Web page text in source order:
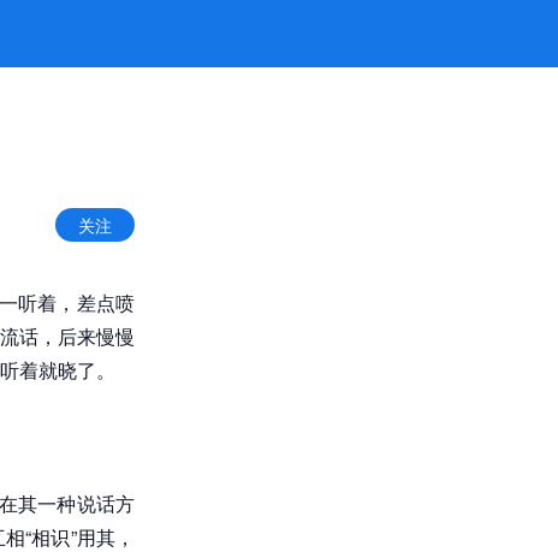
关注
听着，差点喷
话，后来慢慢
着就晓了。
其一种说话方
“相识”用其，